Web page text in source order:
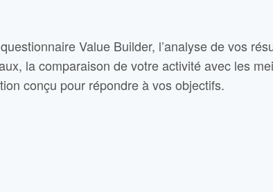
Value Builder, l’analyse de vos
la comparaison de votre activité avec les
conçu pour répondre à vos objectifs.